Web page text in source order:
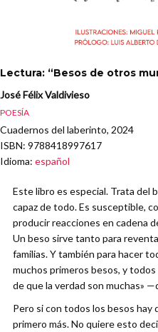
Lectura: “Besos de otros
José Félix Valdivieso
POESÍA
Cuadernos del laberinto, 2024
ISBN: 9788418997617
Idioma: español
Este libro es especial. Trata del
capaz de todo. Es susceptible,
producir reacciones en cadena
Un beso sirve tanto para
familias. Y también para hacer
muchos primeros besos, y
de que la verdad son muchas»
Pero si con todos los besos hay
primero más. No quiere esto